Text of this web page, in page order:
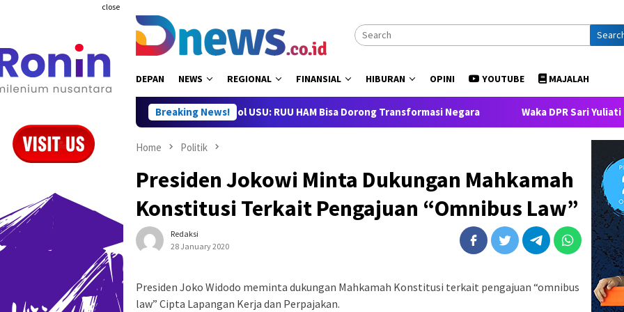
close
DEPAN NEWS REGIONAL FINANSIAL HIBURAN OPINI YOUTUBE MAJALAH
Breaking News!
Dosen Ilpol USU: RUU HAM Bisa Dorong Transformasi Negara Waka DPR Sari Yuliati Desak
Home Politik
Presiden Jokowi Minta Dukungan Mahkamah
Konstitusi Terkait Pengajuan “Omnibus Law”
Redaksi
28 January 2020
Presiden Joko Widodo meminta dukungan Mahkamah Konstitusi terkait pengajuan “omnibus
law” Cipta Lapangan Kerja dan Perpajakan.